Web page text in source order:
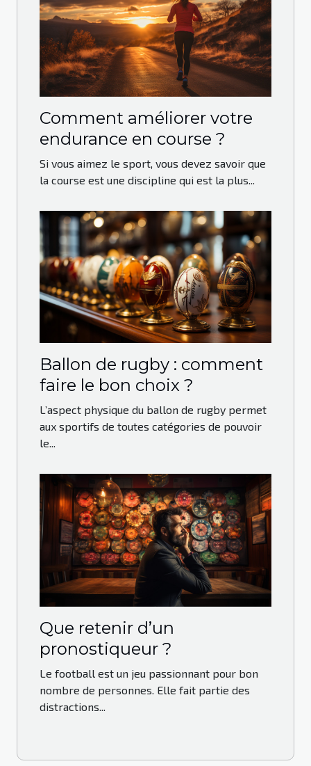
Comment améliorer votre
endurance en course ?
Si vous aimez le sport, vous devez savoir que
la course est une discipline qui est la plus...
Ballon de rugby : comment
faire le bon choix ?
L’aspect physique du ballon de rugby permet
aux sportifs de toutes catégories de pouvoir
le...
Que retenir d’un
pronostiqueur ?
Le football est un jeu passionnant pour bon
nombre de personnes. Elle fait partie des
distractions...